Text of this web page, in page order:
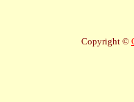
Copyright ©